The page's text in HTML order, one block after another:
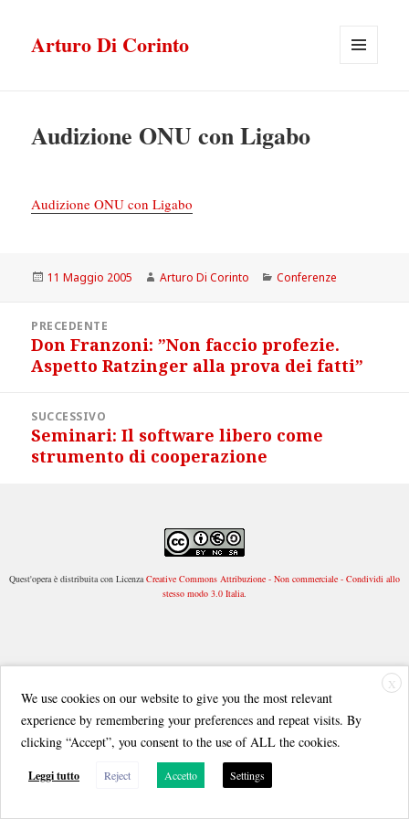
Arturo Di Corinto
Audizione ONU con Ligabo
Audizione ONU con Ligabo
Scritto
11 Maggio 2005 Autore
Arturo Di Corinto Categorie
Conferenze
articoliPRECEDENTE
Articolo
precedente:
Don Franzoni: ”Non faccio profezie.
Aspetto Ratzinger alla prova dei fatti”
SUCCESSIVO
Articolo
successivo:
Seminari: Il software libero come
strumento di cooperazione
Quest'opera è distribuita con LicenzaCreative Commons Attribuzione - Non commerciale - Condividi allo
stesso modo 3.0 Italia.
X
We use cookies on our website to give you the most relevant
experience by remembering your preferences and repeat visits. By
clicking “Accept”, you consent to the use of ALL the cookies.
Leggi tutto Reject Accetto Settings